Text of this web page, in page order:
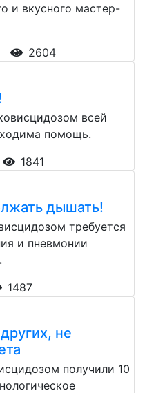
и вкусного мастер-
2604
всей
помощь.
1841
дышать!
требуется
и пневмонии
1487
не
получили 10